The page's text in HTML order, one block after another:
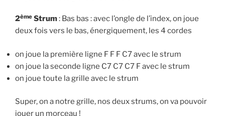
2ème Strum: Bas bas : avec l’ongle de l’index, on joue
deux fois vers le bas, énergiquement, les 4 cordes
on joue la première ligne F F F C7 avec le strum
on joue la seconde ligne C7 C7 C7 F avec le strum
on joue toute la grille avec le strum
Super, on a notre grille, nos deux strums, on va pouvoir
jouer un morceau !